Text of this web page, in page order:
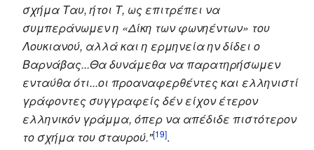
σχήμα Ταυ, ήτοι Τ, ως επιτρέπει να
συμπεράνωμεν η «Δίκη των φωνηέντων» του
Λουκιανού, αλλά και η ερμηνεία ην δίδει ο
Βαρνάβας...Θα δυνάμεθα να παρατηρήσωμεν
ενταύθα ότι...οι προαναφερθέντες και ελληνιστί
γράφοντες συγγραφείς δέν είχον έτερον
ελληνικόν γράμμα, όπερ να απέδιδε πιστότερον
το σχήμα του σταυρού."[19].